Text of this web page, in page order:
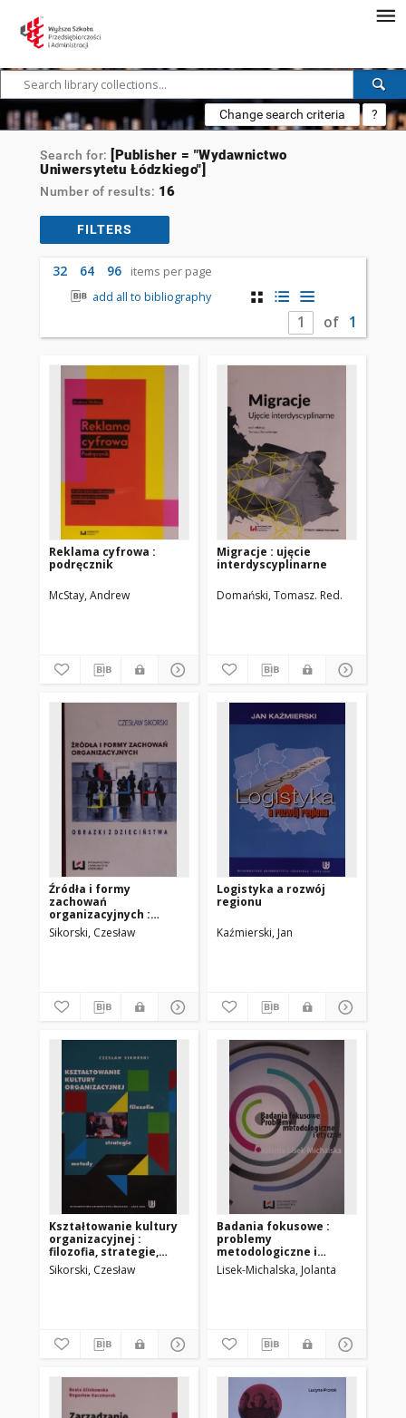
Change search criteria ?
Search for: [Publisher = "Wydawnictwo
Uniwersytetu Łódzkiego"]
Number of results: 16
FILTERS
32 64 96
items per page
add all to bibliography
of 1
Reklama cyfrowa :
podręcznik
McStay, Andrew
Migracje : ujęcie
interdyscyplinarne
Domański, Tomasz. Red.
Źródła i formy
zachowań
organizacyjnych :
obrazki z dzieciństwa
Sikorski, Czesław
Logistyka a rozwój
regionu
Kaźmierski, Jan
Kształtowanie kultury
organizacyjnej :
filozofia, strategie,
metody
Sikorski, Czesław
Badania fokusowe :
problemy
metodologiczne i
etyczne
Lisek-Michalska, Jolanta